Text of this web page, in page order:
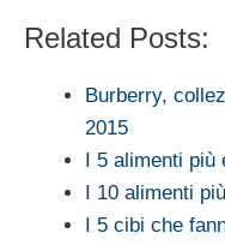
Related Posts:
Burberry,
2015
I 5 alimenti più
I 10 alimenti
I 5 cibi che